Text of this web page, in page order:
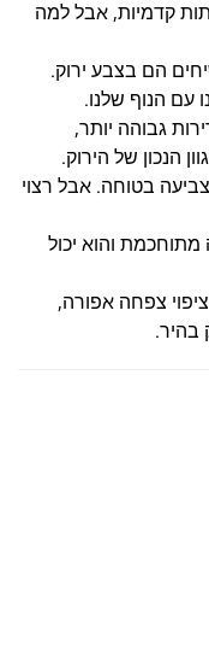
קדמיות, אבל למה
הם בצבע ירוק.
עם הנוף שלנו.
גבוהה יותר,
הנכון של הירוק.
בטוחה. אבל רצוי
והוא יכול
ציפוי צפחה אפורה,
בהיר.